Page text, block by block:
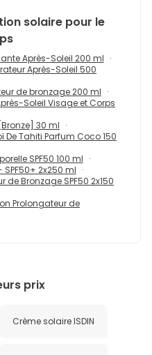
solaire pour le
Après-Soleil 200 ml
Après-Soleil 500
de bronzage 200 ml
Soleil Visage et Corps
30 ml
De Tahiti Parfum Coco 150
SPF50 100 ml
2x250 ml
de Bronzage SPF50 2x150
Prolongateur de
prix
Crème solaire ISDIN